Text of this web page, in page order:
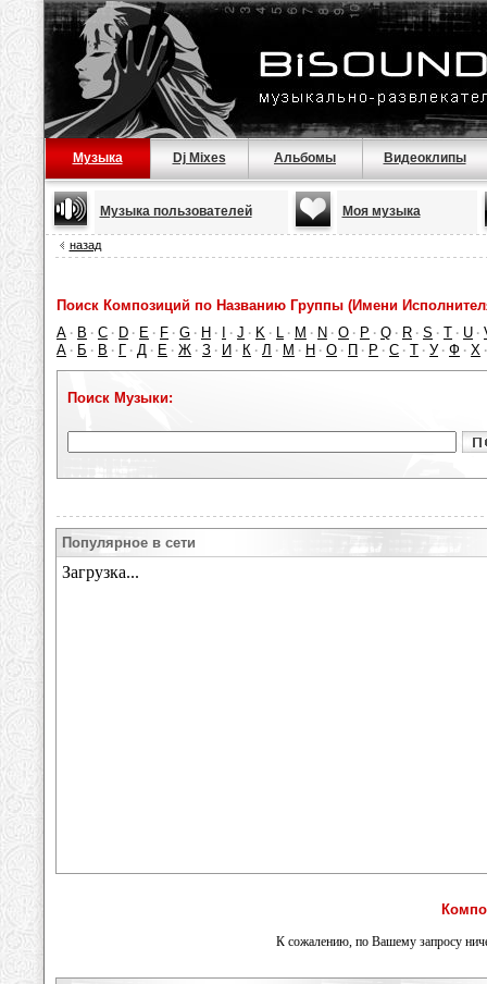
Музыка Dj Mixes Альбомы Видеоклипы
Музыка пользователей Моя музыка
назад
Поиск Композиций по Названию Группы (Имени
A · B · C · D · E · F · G · H · · J · K · L · M · N · O · P · Q · R · S · T · U ·
А · Б · В · Г · Д · Е · Ж · З · И · К · Л · М · Н · О · П · Р · С · Т · У · Ф · Х
Поиск Музыки:
Популярное в сети
К сожалению, по Вашему запросу